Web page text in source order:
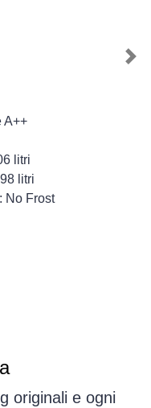
A++
litri
litri
No Frost
originali e ogni